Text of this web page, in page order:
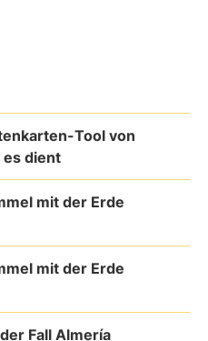
Tool von
es dient
mit der Erde
mit der Erde
Fall Almería